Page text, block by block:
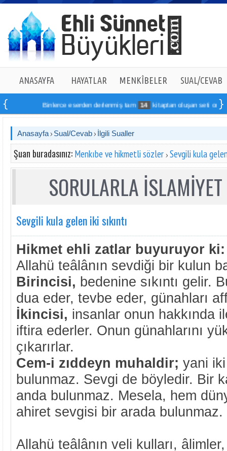
ANASAYFA HAYATLAR MENKÎBELER SUAL/CEVAB
Binlerce eserden derlenmiş tam 14 kitaptan oluşan seti online
Anasayfa Sual/Cevab İlgili Sualler
Şuan buradasınız: Menkıbe ve hikmetli sözler Sevgili kula
SORULARLA
Sevgili kula gelen iki sıkıntı
Hikmet ehli zatlar buyuruyor ki:
Allahü teâlânın sevdiği bir kulun
Birincisi, bedenine sıkıntı gelir.
dua eder, tevbe eder, günahları
İkincisi, insanlar onun hakkında
iftira ederler. Onun günahlarını
çıkarırlar.
Cem-i zıddeyn muhaldir; yani
bulunmaz. Sevgi de böyledir. Bir
anda bulunmaz. Mesela, hem
ahiret sevgisi bir arada bulunmaz.
Allahü teâlânın veli kulları,